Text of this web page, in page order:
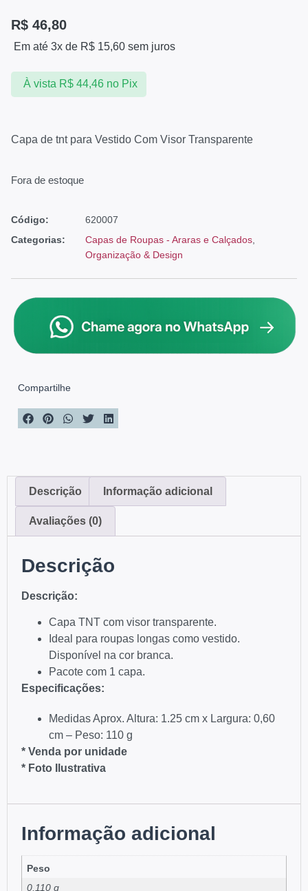
R$ 46,80
Em até 3x de R$ 15,60 sem juros
À vista R$44,46 no Pix
Capa de tnt para Vestido Com Visor Transparente
Fora de estoque
Código:
620007
Categorias:
Capas de Roupas - Araras e Calçados
Organização & Design
Compartilhe
Descrição Informação adicional
Avaliações (0)
Descrição
Descrição:
Capa TNT com visor transparente.
Ideal para roupas longas como vestido.
Disponível na cor branca.
Pacote com 1 capa.
Especificações:
Medidas Aprox. Altura: 1.25 cm x Largura: 0,60
cm – Peso: 110 g
* Venda por unidade
* Foto Ilustrativa
Informação adicional
Peso
0,110 g